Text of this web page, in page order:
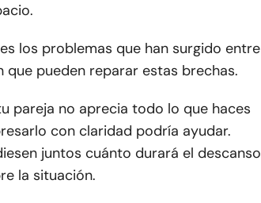
los problemas que han surgido entre
pueden reparar estas brechas.
pareja no aprecia todo lo que haces
con claridad podría ayudar.
juntos cuánto durará el descanso
la situación.